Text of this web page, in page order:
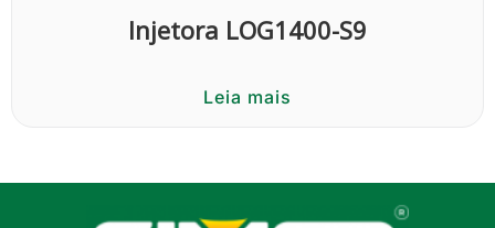
Injetora LOG1400-S9
Leia mais